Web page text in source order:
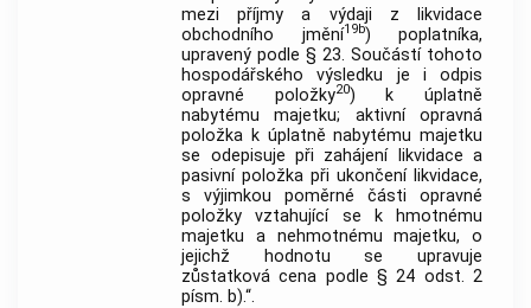
mezi příjmy a výdaji z likvidace
obchodního jmění19b) poplatníka,
upravený podle § 23. Součástí tohoto
hospodářského výsledku je i odpis
opravné položky20) k úplatně
nabytému majetku; aktivní opravná
položka k úplatně nabytému majetku
se odepisuje při zahájení likvidace a
pasivní položka při ukončení likvidace,
s výjimkou poměrné části opravné
položky vztahující se k hmotnému
majetku a nehmotnému majetku, o
jejichž hodnotu se upravuje
zůstatková cena podle § 24 odst. 2
písm. b).“.